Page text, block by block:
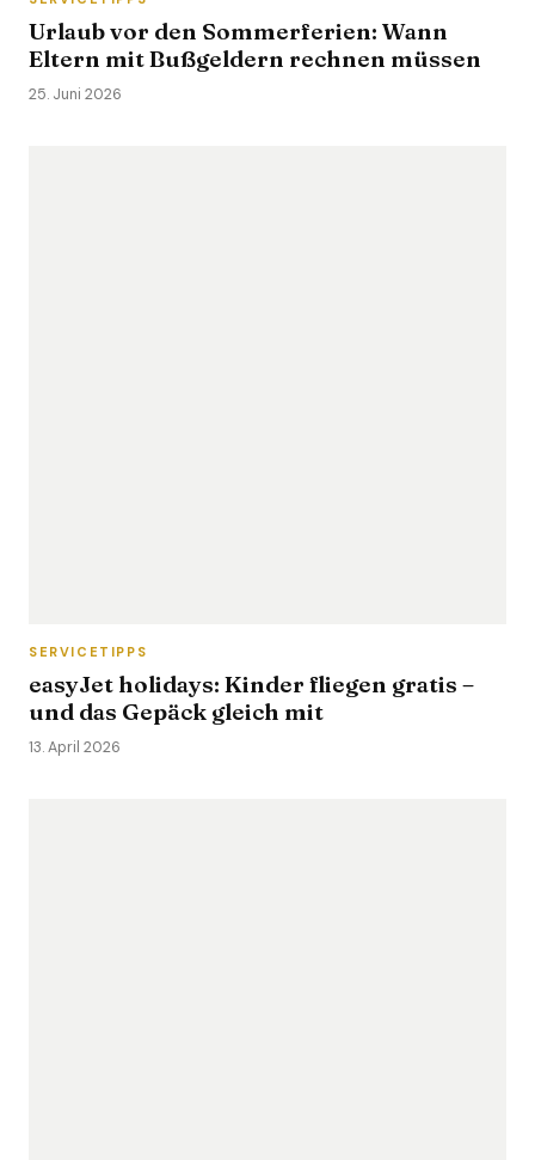
Urlaub vor den Sommerferien: Wann
Eltern mit Bußgeldern rechnen müssen
25. Juni 2026
SERVICETIPPS
easyJet holidays: Kinder fliegen gratis –
und das Gepäck gleich mit
13. April 2026